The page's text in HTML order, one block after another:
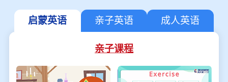
启蒙英语 亲子英语 成人英语
亲子课程